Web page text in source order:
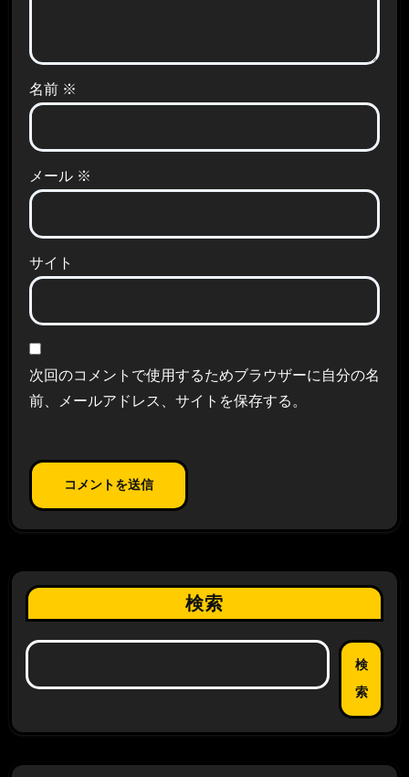
名前 ※
メール ※
サイト
次回のコメントで使用するためブラウザーに自分の名
前、メールアドレス、サイトを保存する。
検索
検
索